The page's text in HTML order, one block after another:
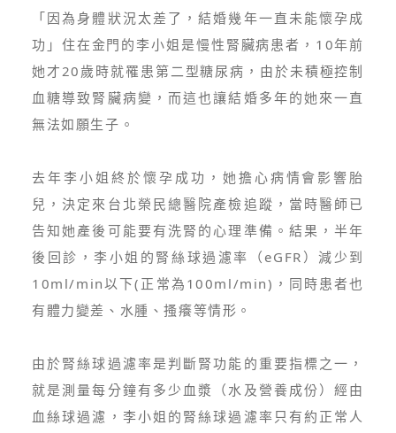
「因為身體狀況太差了，結婚幾年一直未能懷孕成
功」住在金門的李小姐是慢性腎臟病患者，10年前
她才20歲時就罹患第二型糖尿病，由於未積極控制
血糖導致腎臟病變，而這也讓結婚多年的她來一直
無法如願生子。
去年李小姐終於懷孕成功，她擔心病情會影響胎
兒，決定來台北榮民總醫院產檢追蹤，當時醫師已
告知她產後可能要有洗腎的心理準備。結果，半年
後回診，李小姐的腎絲球過濾率（eGFR）減少到
10ml/min以下(正常為100ml/min)，同時患者也
有體力變差、水腫、搔癢等情形。
由於腎絲球過濾率是判斷腎功能的重要指標之一，
就是測量每分鐘有多少血漿（水及營養成份）經由
血絲球過濾，李小姐的腎絲球過濾率只有約正常人